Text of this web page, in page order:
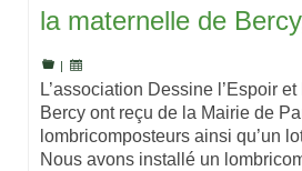
la maternelle de
L’association Dessine l’Espoir
Bercy ont reçu de la Mairie de
lombricomposteurs ainsi qu’un
Nous avons installé un